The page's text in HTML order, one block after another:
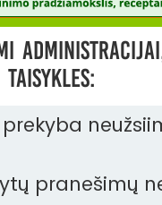
prekyba
pranešimų